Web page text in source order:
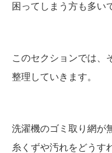
困ってしまう方も多い
このセクションでは、
整理していきます。
洗濯機のゴミ取り網が
糸くずや汚れをどうす